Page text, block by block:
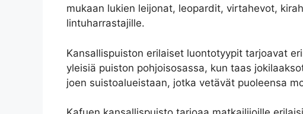
mukaan lukien leijonat, leopardit, virtahevot,
lintuharrastajille.
Kansallispuiston erilaiset luontotyypit tarjoavat
yleisiä puiston pohjoisosassa, kun taas
joen suistoalueistaan, jotka vetävät puoleensa